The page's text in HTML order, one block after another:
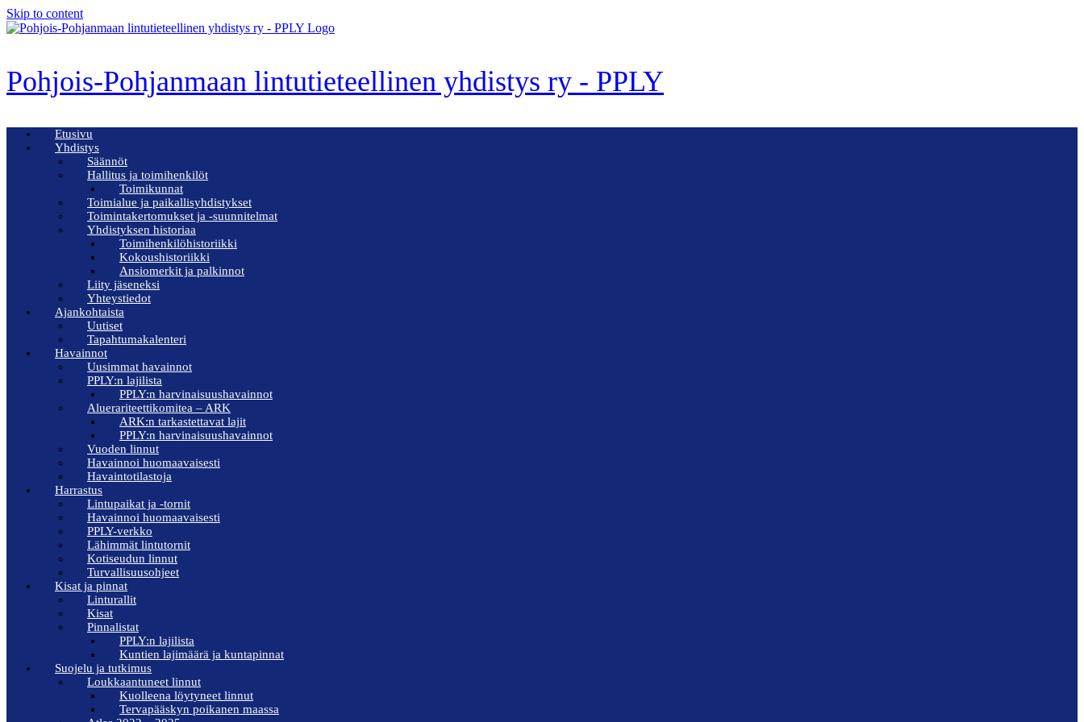
Skip to content
Pohjois-Pohjanmaan lintutieteellinen yhdistys ry - PPLY
Etusivu
Yhdistys
Säännöt
Hallitus ja toimihenkilöt
Toimikunnat
Toimialue ja paikallisyhdistykset
Toimintakertomukset ja -suunnitelmat
Yhdistyksen historiaa
Toimihenkilöhistoriikki
Kokoushistoriikki
Ansiomerkit ja palkinnot
Liity jäseneksi
Yhteystiedot
Ajankohtaista
Uutiset
Tapahtumakalenteri
Havainnot
Uusimmat havainnot
PPLY:n lajilista
PPLY:n harvinaisuushavainnot
Aluerariteettikomitea – ARK
ARK:n tarkastettavat lajit
PPLY:n harvinaisuushavainnot
Vuoden linnut
Havainnoi huomaavaisesti
Havaintotilastoja
Harrastus
Lintupaikat ja -tornit
Havainnoi huomaavaisesti
PPLY-verkko
Lähimmät lintutornit
Kotiseudun linnut
Turvallisuusohjeet
Kisat ja pinnat
Linturallit
Kisat
Pinnalistat
PPLY:n lajilista
Kuntien lajimäärä ja kuntapinnat
Suojelu ja tutkimus
Loukkaantuneet linnut
Kuolleena löytyneet linnut
Tervapääskyn poikanen maassa